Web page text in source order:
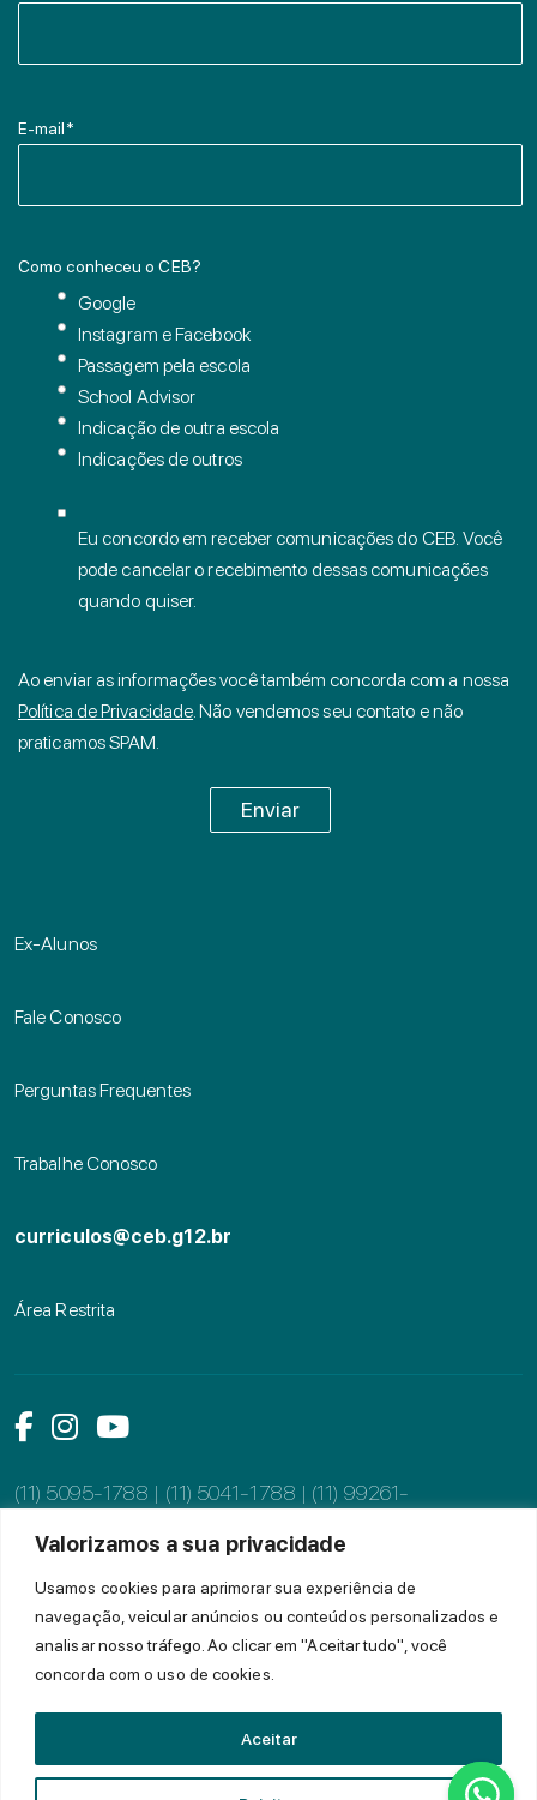
Valorizamos a sua privacidade
Usamos cookies para aprimorar sua experiência de
navegação, veicular anúncios ou conteúdos personalizados e
analisar nosso tráfego. Ao clicar em "Aceitar tudo", você
concorda com o uso de cookies.
Aceitar
E-mail*
Como conheceu o CEB?
Google
Instagram e Facebook
Passagem pela escola
School Advisor
Indicação de outra escola
Indicações de outros
Eu concordo em receber comunicações do CEB. Você
pode cancelar o recebimento dessas comunicações
quando quiser.
Ao enviar as informações você também concorda com a nossa
Política de Privacidade. Não vendemos seu contato e não
praticamos SPAM.
Ex-Alunos
Fale Conosco
Perguntas Frequentes
Trabalhe Conosco
curriculos@ceb.g12.br
Área Restrita
Link das mídias sociais
Link das mídias sociais
Link das mídias sociais
(11) 5095-1788 | (11) 5041-1788 | (11) 99261-
1359
E-mail:ceb@ceb.g12.br
Alameda dos Tupiniquins, 997, Moema
CEP: 04077-002, São Paulo - SP
© 2022 CEB - Todos os direitos reservados.
Igualdade Salarial